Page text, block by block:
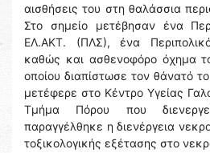
αισθήσεις του στη θαλάσσια
Στο σημείο μετέβησαν ένα
ΕΛ.ΑΚΤ. (ΠΛΣ), ένα
καθώς και ασθενοφόρο όχημα
οποίου διαπίστωσε τον θάνατό
μετέφερε στο Κέντρο Υγείας
Τμήμα Πόρου που
παραγγέλθηκε η διενέργεια
τοξικολογικής εξέτασης στο